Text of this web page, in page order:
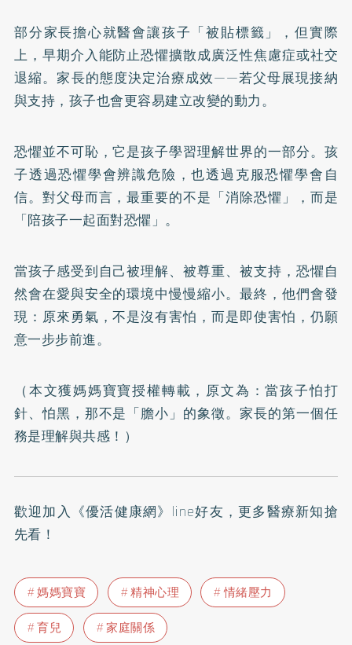
部分家長擔心就醫會讓孩子「被貼標籤」，但實際
上，早期介入能防止恐懼擴散成廣泛性焦慮症或社交
退縮。家長的態度決定治療成效——若父母展現接納
與支持，孩子也會更容易建立改變的動力。
恐懼並不可恥，它是孩子學習理解世界的一部分。孩
子透過恐懼學會辨識危險，也透過克服恐懼學會自
信。對父母而言，最重要的不是「消除恐懼」，而是
「陪孩子一起面對恐懼」。
當孩子感受到自己被理解、被尊重、被支持，恐懼自
然會在愛與安全的環境中慢慢縮小。最終，他們會發
現：原來勇氣，不是沒有害怕，而是即使害怕，仍願
意一步步前進。
（本文獲媽媽寶寶授權轉載，原文為：當孩子怕打
針、怕黑，那不是「膽小」的象徵。家長的第一個任
務是理解與共感！ ）
歡迎加入 《優活健康網》line好友 ，更多醫療新知搶
先看！
媽媽寶寶 精神心理
情緒壓力
育兒
家庭關係